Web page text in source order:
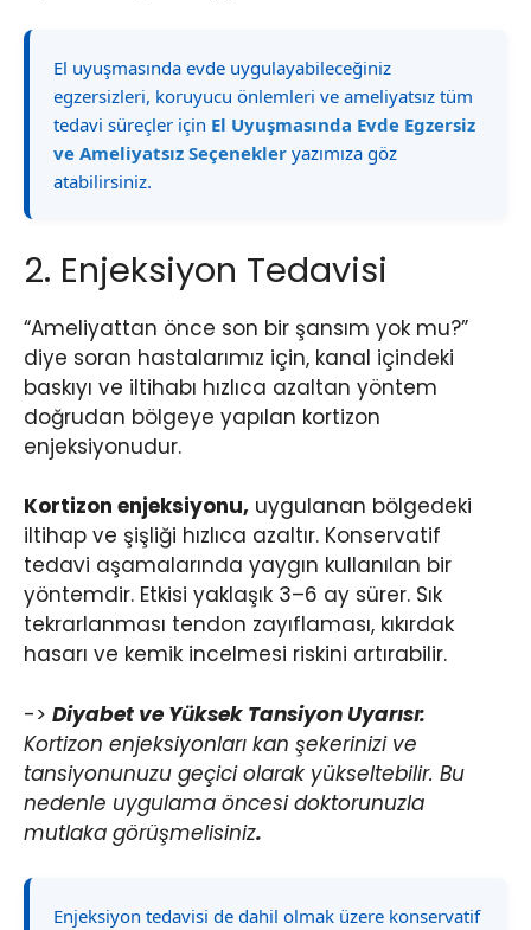
El uyuşmasında evde uygulayabileceğiniz
egzersizleri, koruyucu önlemleri ve ameliyatsız tüm
tedavi süreçler için El Uyuşmasında Evde Egzersiz
ve Ameliyatsız Seçenekler yazımıza göz
atabilirsiniz.
2. Enjeksiyon Tedavisi
“Ameliyattan önce son bir şansım yok mu?”
diye soran hastalarımız için, kanal içindeki
baskıyı ve iltihabı hızlıca azaltan yöntem
doğrudan bölgeye yapılan kortizon
enjeksiyonudur.
Kortizon enjeksiyonu, uygulanan bölgedeki
iltihap ve şişliği hızlıca azaltır. Konservatif
tedavi aşamalarında yaygın kullanılan bir
yöntemdir. Etkisi yaklaşık 3–6 ay sürer. Sık
tekrarlanması tendon zayıflaması, kıkırdak
hasarı ve kemik incelmesi riskini artırabilir.
-> Diyabet ve Yüksek Tansiyon Uyarısı:
Kortizon enjeksiyonları kan şekerinizi ve
tansiyonunuzu geçici olarak yükseltebilir. Bu
nedenle uygulama öncesi doktorunuzla
mutlaka görüşmelisiniz.
Enjeksiyon tedavisi de dahil olmak üzere konservatif